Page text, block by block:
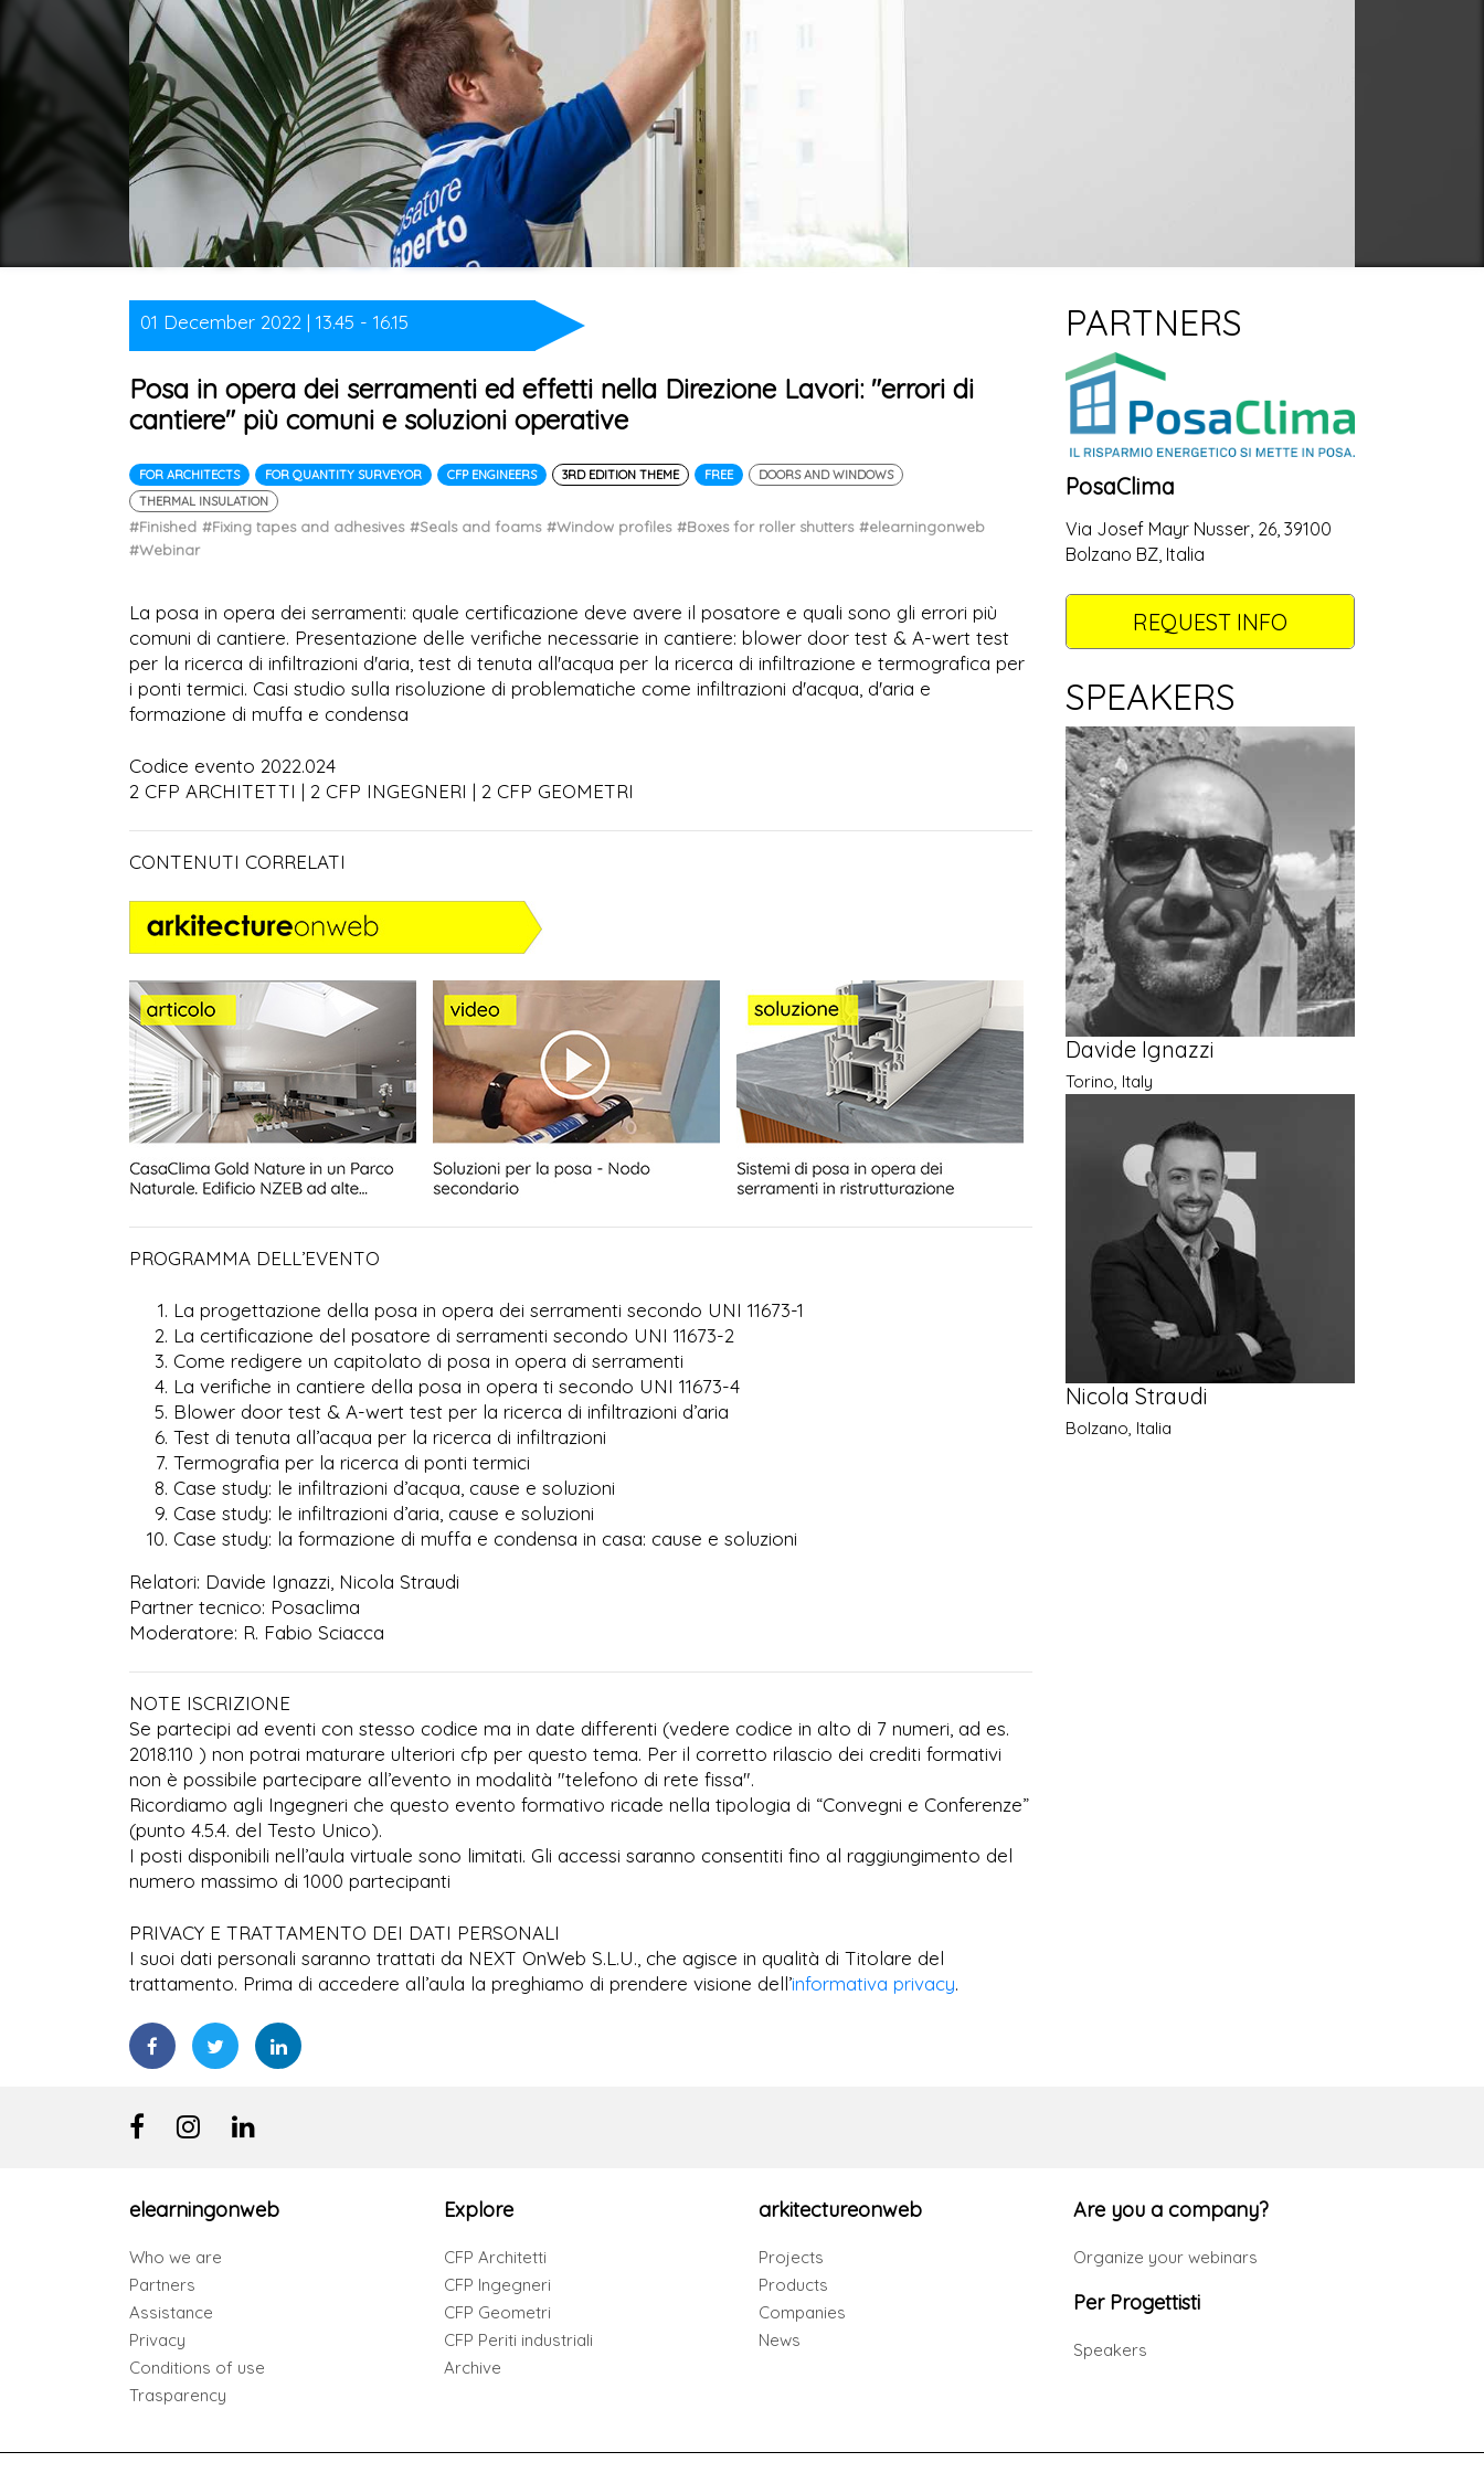
01 December 2022 | 13.45 - 16.15
Posa in opera dei serramenti ed effetti nella Direzione Lavori: "errori di
cantiere" più comuni e soluzioni operative
FOR ARCHITECTS FOR QUANTITY SURVEYOR CFP ENGINEERS 3RD EDITION THEME FREE
DOORS AND WINDOWS
THERMAL INSULATION
#Finished #Fixing tapes and adhesives #Seals and foams #Window profiles #Boxes for roller shutters #elearningonweb
#Webinar
La posa in opera dei serramenti: quale certificazione deve avere il posatore e quali sono gli errori più
comuni di cantiere. Presentazione delle verifiche necessarie in cantiere: blower door test & A-wert test
per la ricerca di infiltrazioni d'aria, test di tenuta all'acqua per la ricerca di infiltrazione e termografica per
i ponti termici. Casi studio sulla risoluzione di problematiche come infiltrazioni d'acqua, d'aria e
formazione di muffa e condensa
Codice evento 2022.024
2 CFP ARCHITETTI | 2 CFP INGEGNERI | 2 CFP GEOMETRI
CONTENUTI CORRELATI
PROGRAMMA DELL’EVENTO
La progettazione della posa in opera dei serramenti secondo UNI 11673-1
La certificazione del posatore di serramenti secondo UNI 11673-2
Come redigere un capitolato di posa in opera di serramenti
La verifiche in cantiere della posa in opera ti secondo UNI 11673-4
Blower door test & A-wert test per la ricerca di infiltrazioni d’aria
Test di tenuta all’acqua per la ricerca di infiltrazioni
Termografia per la ricerca di ponti termici
Case study: le infiltrazioni d’acqua, cause e soluzioni
Case study: le infiltrazioni d’aria, cause e soluzioni
Case study: la formazione di muffa e condensa in casa: cause e soluzioni
Relatori: Davide Ignazzi, Nicola Straudi
Partner tecnico: Posaclima
Moderatore: R. Fabio Sciacca
NOTE ISCRIZIONE
Se partecipi ad eventi con stesso codice ma in date differenti (vedere codice in alto di 7 numeri, ad es.
2018.110 ) non potrai maturare ulteriori cfp per questo tema. Per il corretto rilascio dei crediti formativi
non è possibile partecipare all’evento in modalità "telefono di rete fissa".
Ricordiamo agli Ingegneri che questo evento formativo ricade nella tipologia di “Convegni e Conferenze”
(punto 4.5.4. del Testo Unico).
I posti disponibili nell’aula virtuale sono limitati. Gli accessi saranno consentiti fino al raggiungimento del
numero massimo di 1000 partecipanti
PRIVACY E TRATTAMENTO DEI DATI PERSONALI
I suoi dati personali saranno trattati da NEXT OnWeb S.L.U., che agisce in qualità di Titolare del
trattamento. Prima di accedere all’aula la preghiamo di prendere visione dell’informativa privacy.
PARTNERS
PosaClima
Via Josef Mayr Nusser, 26, 39100
Bolzano BZ, Italia
REQUEST INFO
SPEAKERS
Davide Ignazzi
Torino, Italy
Nicola Straudi
Bolzano, Italia
elearningonweb
Who we are
Partners
Assistance
Privacy
Conditions of use
Trasparency
Explore
CFP Architetti
CFP Ingegneri
CFP Geometri
CFP Periti industriali
Archive
arkitectureonweb
Projects
Products
Companies
News
Are you a company?
Organize your webinars
Per Progettisti
Speakers